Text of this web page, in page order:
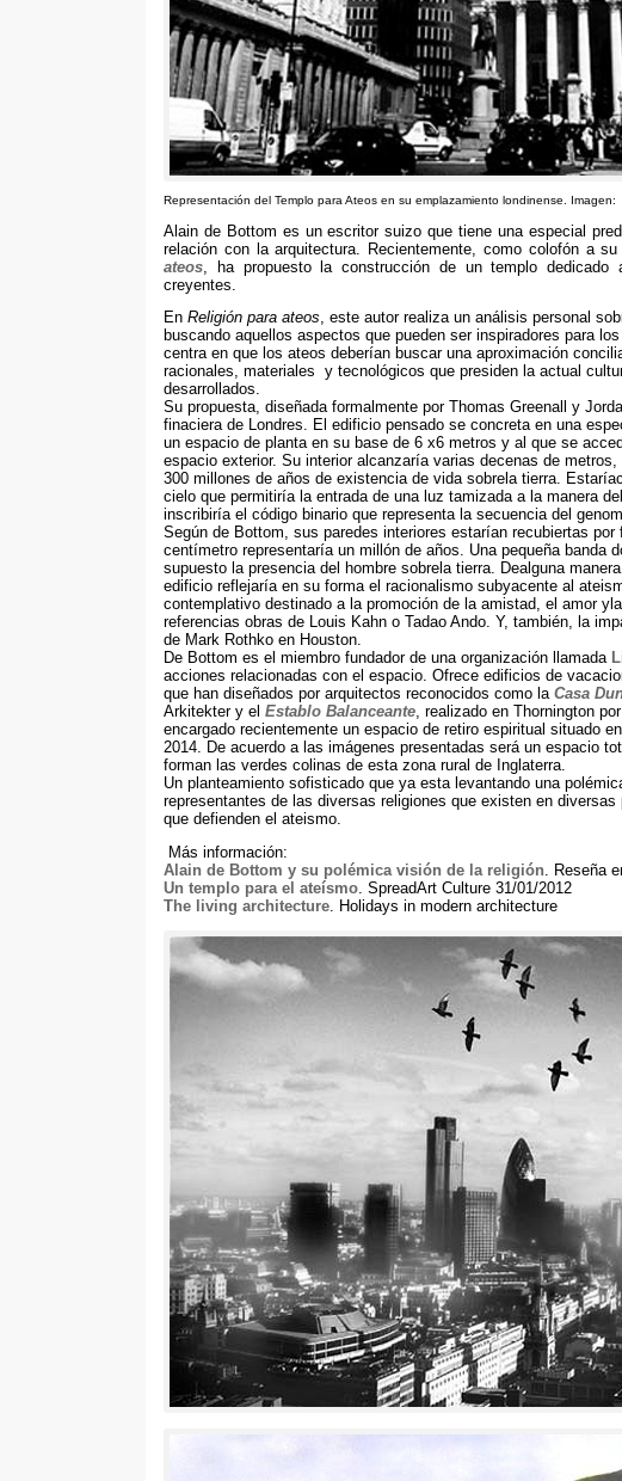
Representación del Templo para Ateos en su emplazamiento londinense.
Alain de Bottom es un escritor suizo que tiene una especial
relación con la arquitectura. Recientemente, como colofón a
ateos , ha propuesto la construcción de un templo
creyentes.
En Religión para ateos, este autor realiza un análisis personal
buscando aquellos aspectos que pueden ser inspiradores para
centra en que los ateos deberían buscar una aproximación
racionales, materiales y tecnológicos que presiden la actual
desarrollados.
Su propuesta, diseñada formalmente por Thomas Greenall y
finaciera de Londres. El edificio pensado se concreta en una
un espacio de planta en su base de 6 x6 metros y al que se
espacio exterior. Su interior alcanzaría varias decenas de
300 millones de años de existencia de vida sobrela tierra.
cielo que permitiría la entrada de una luz tamizada a la manera
inscribiría el código binario que representa la secuencia del
Según de Bottom, sus paredes interiores estarían recubiertas
centímetro representaría un millón de años. Una pequeña banda
supuesto la presencia del hombre sobrela tierra. Dealguna
edificio reflejaría en su forma el racionalismo subyacente al
contemplativo destinado a la promoción de la amistad, el amor
referencias obras de Louis Kahn o Tadao Ando. Y, también, la
de Mark Rothko en Houston.
De Bottom es el miembro fundador de una organización llamada
acciones relacionadas con el espacio. Ofrece edificios de
que han diseñados por arquitectos reconocidos como la Casa
Arkitekter y el Establo Balanceante, realizado en Thornington
encargado recientemente un espacio de retiro espiritual situado
2014. De acuerdo a las imágenes presentadas será un espacio
forman las verdes colinas de esta zona rural de Inglaterra.
Un planteamiento sofisticado que ya esta levantando una
representantes de las diversas religiones que existen en
que defienden el ateismo.
Más información:
Alain de Bottom y su polémica visión de la religión. Reseña
Un templo para el ateísmo. SpreadArt Culture 31/01/2012
The living architecture. Holidays in modern architecture